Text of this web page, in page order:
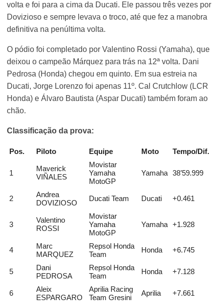
volta e foi para a cima da Ducati. Ele passou três vezes por
Dovizioso e sempre levava o troco, até que fez a manobra
definitiva na penúltima volta.
O pódio foi completado por Valentino Rossi (Yamaha), que
deixou o campeão Márquez para trás na 12ª volta. Dani
Pedrosa (Honda) chegou em quinto. Em sua estreia na
Ducati, Jorge Lorenzo foi apenas 11º. Cal Crutchlow (LCR
Honda) e Álvaro Bautista (Aspar Ducati) também foram ao
chão.
Classificação da prova:
Pos. Piloto Equipe Moto Tempo/Dif.
1
Maverick
VIÑALES
Movistar
Yamaha
MotoGP
Yamaha 38’59.999
2
Andrea
DOVIZIOSO
Ducati Team Ducati +0.461
3
Valentino
ROSSI
Movistar
Yamaha
MotoGP
Yamaha +1.928
4
Marc
MARQUEZ
Repsol Honda
Team
Honda +6.745
5
Dani
PEDROSA
Repsol Honda
Team
Honda +7.128
6
Aleix
ESPARGARO
Aprilia Racing
Team Gresini
Aprilia +7.661